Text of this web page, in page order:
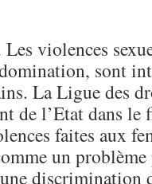
violences
sont
La Ligue des
de l’Etat dans le
faites aux
un
discrimination